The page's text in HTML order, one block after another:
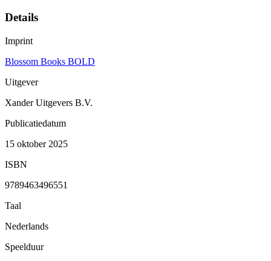
Details
Imprint
Blossom Books BOLD
Uitgever
Xander Uitgevers B.V.
Publicatiedatum
15 oktober 2025
ISBN
9789463496551
Taal
Nederlands
Speelduur